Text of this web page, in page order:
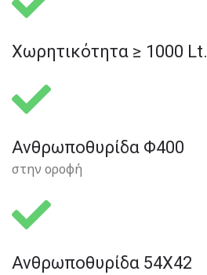
Χωρητικότητα ≥ 1000 Lt.
Ανθρωποθυρίδα Φ400
στην οροφή
Ανθρωποθυρίδα 54Χ42